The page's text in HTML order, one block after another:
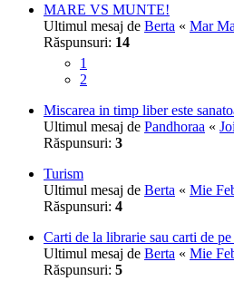
MARE VS MUNTE!
Ultimul mesaj de Berta « Mar
Răspunsuri: 14
1
2
Miscarea in timp liber este
Ultimul mesaj de Pandhoraa «
Răspunsuri: 3
Turism
Ultimul mesaj de Berta « Mie
Răspunsuri: 4
Carti de la librarie sau carti de
Ultimul mesaj de Berta « Mie
Răspunsuri: 5